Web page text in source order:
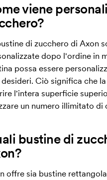
viene
di zucchero di Axon
dopo l'ordine in
possa essere
Ciò significa che
l'intera superficie
un numero illimitato di
bustine di
offre sia bustine